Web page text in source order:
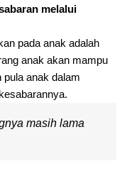
melalui
pada anak adalah
anak akan mampu
pula anak dalam
masih lama